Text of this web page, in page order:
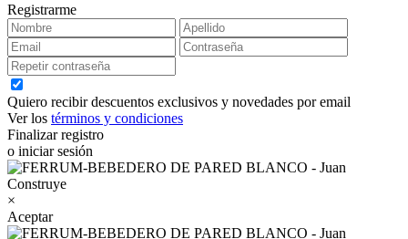
Registrarme
Quiero recibir descuentos exclusivos y novedades por email
Ver los términos y condiciones
Finalizar registro
o iniciar sesión
×
Aceptar